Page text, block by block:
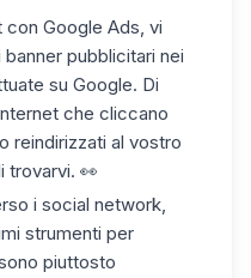
Google Ads, vi
banner pubblicitari nei
su Google. Di
che cliccano
reindirizzati al vostro
trovarvi. 👀
i social network,
strumenti per
piuttosto